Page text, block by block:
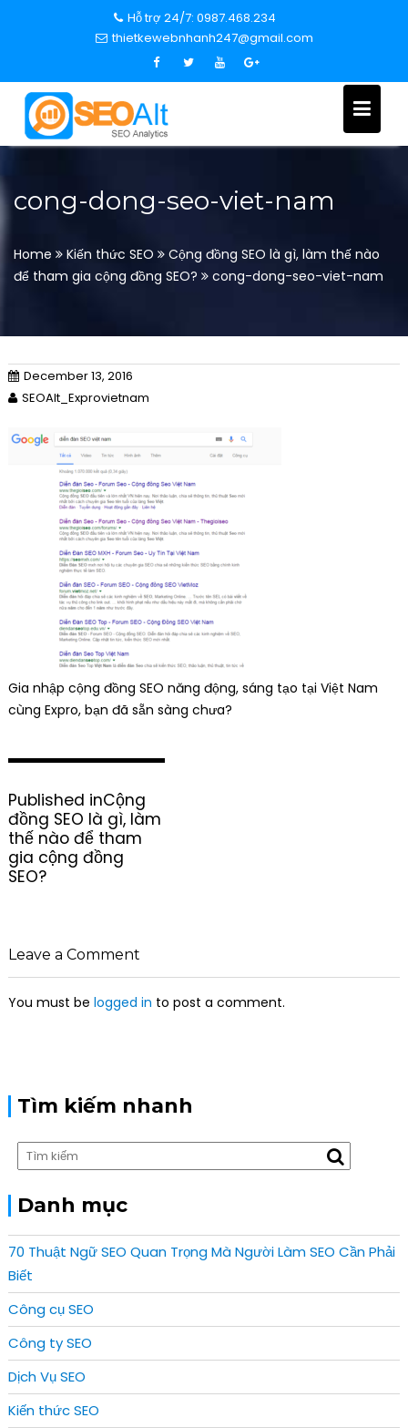
c
n
Hỗ trợ 24/7: 0987.468.234
thietkewebnhanh247@gmail.com
cong-dong-seo-viet-nam
Home Kiến thức SEO
Cộng đồng SEO là gì, làm thế nào
để tham gia cộng đồng SEO?
cong-dong-seo-viet-nam
December 13, 2016
SEOAlt_Exprovietnam
Gia nhập cộng đồng SEO năng động, sáng tạo tại Việt Nam
cùng Expro, bạn đã sẵn sàng chưa?
o
s
t
n
a
g
a
i
Published inCộng
đồng SEO là gì, làm
thế nào để tham
gia cộng đồng
SEO?
Leave a Comment
You must be logged in to post a comment.
Tìm kiếm nhanh
Danh mục
70 Thuật Ngữ SEO Quan Trọng Mà Người Làm SEO Cần Phải
Biết
Công cụ SEO
Công ty SEO
Dịch Vụ SEO
Kiến thức SEO